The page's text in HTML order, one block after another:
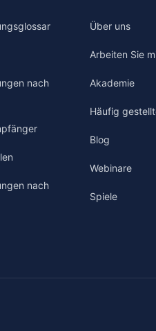
nach
nach
Über uns
Arbeiten Sie
Akademie
Häufig
Blog
Webinare
Spiele